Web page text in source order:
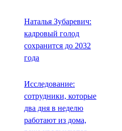
Наталья Зубаревич:
кадровый голод
сохранится до 2032
года
Исследование:
сотрудники, которые
два дня в неделю
работают из дома,